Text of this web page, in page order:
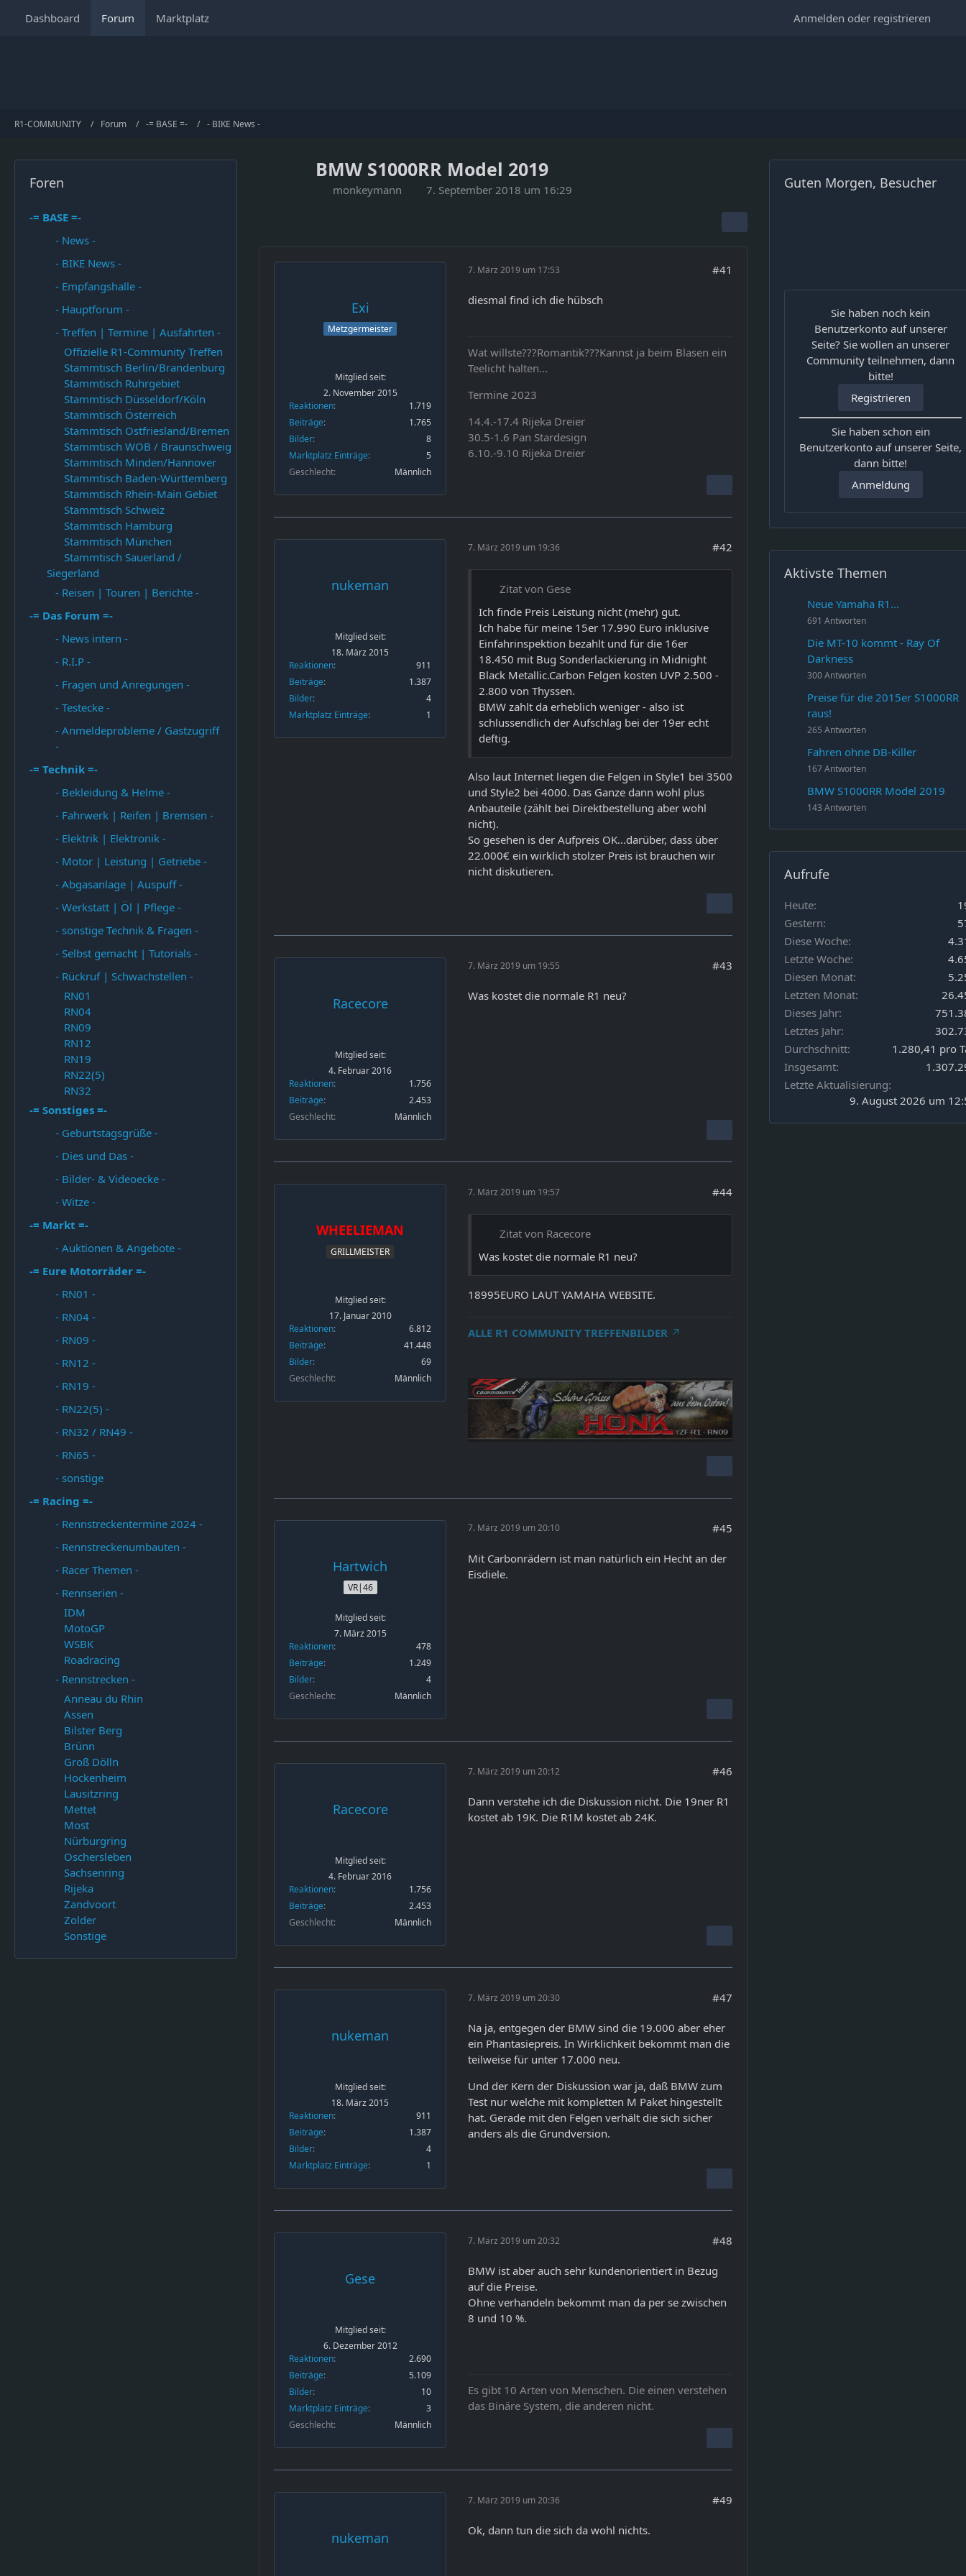
Dashboard Forum Marktplatz Anmelden oder registrieren
R1-COMMUNITY Forum -= BASE =- - BIKE News -
Foren
-= BASE =-
- News -
- BIKE News -
- Empfangshalle -
- Hauptforum -
- Treffen | Termine | Ausfahrten -
Offizielle R1-Community Treffen
Stammtisch Berlin/Brandenburg
Stammtisch Ruhrgebiet
Stammtisch Düsseldorf/Köln
Stammtisch Österreich
Stammtisch Ostfriesland/Bremen
Stammtisch WOB / Braunschweig
Stammtisch Minden/Hannover
Stammtisch Baden-Württemberg
Stammtisch Rhein-Main Gebiet
Stammtisch Schweiz
Stammtisch Hamburg
Stammtisch München
Stammtisch Sauerland /
Siegerland
- Reisen | Touren | Berichte -
-= Das Forum =-
- News intern -
- R.I.P -
- Fragen und Anregungen -
- Testecke -
- Anmeldeprobleme / Gastzugriff
-
-= Technik =-
- Bekleidung & Helme -
- Fahrwerk | Reifen | Bremsen -
- Elektrik | Elektronik -
- Motor | Leistung | Getriebe -
- Abgasanlage | Auspuff -
- Werkstatt | Öl | Pflege -
- sonstige Technik & Fragen -
- Selbst gemacht | Tutorials -
- Rückruf | Schwachstellen -
RN01
RN04
RN09
RN12
RN19
RN22(5)
RN32
-= Sonstiges =-
- Geburtstagsgrüße -
- Dies und Das -
- Bilder- & Videoecke -
- Witze -
-= Markt =-
- Auktionen & Angebote -
-= Eure Motorräder =-
- RN01 -
- RN04 -
- RN09 -
- RN12 -
- RN19 -
- RN22(5) -
- RN32 / RN49 -
- RN65 -
- sonstige
-= Racing =-
- Rennstreckentermine 2024 -
- Rennstreckenumbauten -
- Racer Themen -
- Rennserien -
IDM
MotoGP
WSBK
Roadracing
- Rennstrecken -
Anneau du Rhin
Assen
Bilster Berg
Brünn
Groß Dölln
Hockenheim
Lausitzring
Mettet
Most
Nürburgring
Oschersleben
Sachsenring
Rijeka
Zandvoort
Zolder
Sonstige
BMW S1000RR Model 2019
monkeymann 7. September 2018 um 16:29
Exi
Metzgermeister
Mitglied seit:
2. November 2015
Reaktionen
1.719
Beiträge
1.765
Bilder
8
Marktplatz Einträge
5
Geschlecht
Männlich
7. März 2019 um 17:53 #41
diesmal find ich die hübsch
Wat willste???Romantik???Kannst ja beim Blasen ein
Teelicht halten...
Termine 2023
14.4.-17.4 Rijeka Dreier
30.5-1.6 Pan Stardesign
6.10.-9.10 Rijeka Dreier
nukeman
Mitglied seit:
18. März 2015
Reaktionen
911
Beiträge
1.387
Bilder
4
Marktplatz Einträge
1
7. März 2019 um 19:36 #42
Zitat von Gese
Ich finde Preis Leistung nicht (mehr) gut.
Ich habe für meine 15er 17.990 Euro inklusive
Einfahrinspektion bezahlt und für die 16er
18.450 mit Bug Sonderlackierung in Midnight
Black Metallic.Carbon Felgen kosten UVP 2.500 -
2.800 von Thyssen.
BMW zahlt da erheblich weniger - also ist
schlussendlich der Aufschlag bei der 19er echt
deftig.
Also laut Internet liegen die Felgen in Style1 bei 3500
und Style2 bei 4000. Das Ganze dann wohl plus
Anbauteile (zählt bei Direktbestellung aber wohl
nicht).
So gesehen is der Aufpreis OK...darüber, dass über
22.000€ ein wirklich stolzer Preis ist brauchen wir
nicht diskutieren.
Racecore
Mitglied seit:
4. Februar 2016
Reaktionen
1.756
Beiträge
2.453
Geschlecht
Männlich
7. März 2019 um 19:55 #43
Was kostet die normale R1 neu?
WHEELIEMAN
GRILLMEISTER
Mitglied seit:
17. Januar 2010
Reaktionen
6.812
Beiträge
41.448
Bilder
69
Geschlecht
Männlich
7. März 2019 um 19:57 #44
Zitat von Racecore
Was kostet die normale R1 neu?
18995EURO LAUT YAMAHA WEBSITE.
ALLE R1 COMMUNITY TREFFENBILDER
Hartwich
VR|46
Mitglied seit:
7. März 2015
Reaktionen
478
Beiträge
1.249
Bilder
4
Geschlecht
Männlich
7. März 2019 um 20:10 #45
Mit Carbonrädern ist man natürlich ein Hecht an der
Eisdiele.
Racecore
Mitglied seit:
4. Februar 2016
Reaktionen
1.756
Beiträge
2.453
Geschlecht
Männlich
7. März 2019 um 20:12 #46
Dann verstehe ich die Diskussion nicht. Die 19ner R1
kostet ab 19K. Die R1M kostet ab 24K.
nukeman
Mitglied seit:
18. März 2015
Reaktionen
911
Beiträge
1.387
Bilder
4
Marktplatz Einträge
1
7. März 2019 um 20:30 #47
Na ja, entgegen der BMW sind die 19.000 aber eher
ein Phantasiepreis. In Wirklichkeit bekommt man die
teilweise für unter 17.000 neu.
Und der Kern der Diskussion war ja, daß BMW zum
Test nur welche mit kompletten M Paket hingestellt
hat. Gerade mit den Felgen verhält die sich sicher
anders als die Grundversion.
Gese
Mitglied seit:
6. Dezember 2012
Reaktionen
2.690
Beiträge
5.109
Bilder
10
Marktplatz Einträge
3
Geschlecht
Männlich
7. März 2019 um 20:32 #48
BMW ist aber auch sehr kundenorientiert in Bezug
auf die Preise.
Ohne verhandeln bekommt man da per se zwischen
8 und 10 %.
Es gibt 10 Arten von Menschen. Die einen verstehen
das Binäre System, die anderen nicht.
nukeman
7. März 2019 um 20:36 #49
Ok, dann tun die sich da wohl nichts.
Guten Morgen, Besucher
Sie haben noch kein
Benutzerkonto auf unserer
Seite? Sie wollen an unserer
Community teilnehmen, dann
bitte!
Registrieren
Sie haben schon ein
Benutzerkonto auf unserer Seite,
dann bitte!
Anmeldung
Aktivste Themen
Neue Yamaha R1...
691 Antworten
Die MT-10 kommt - Ray Of
Darkness
300 Antworten
Preise für die 2015er S1000RR
raus!
265 Antworten
Fahren ohne DB-Killer
167 Antworten
BMW S1000RR Model 2019
143 Antworten
Aufrufe
Heute
Gestern
Diese Woche
Letzte Woche
Diesen Monat
Letzten Monat
Dieses Jahr
Letztes Jahr
Durchschnitt
1.280,41 pro
Insgesamt
Letzte Aktualisierung
9. August 2026 um